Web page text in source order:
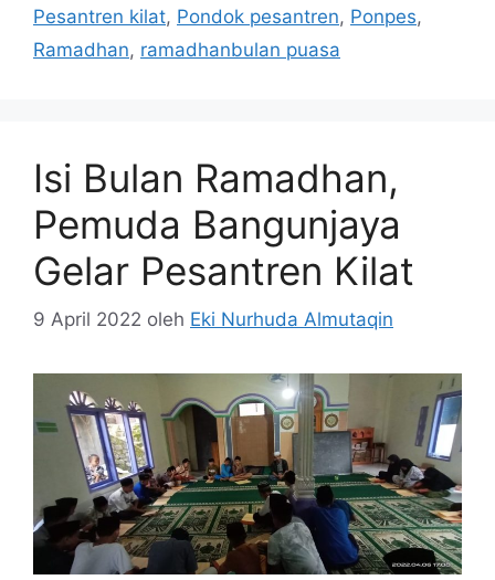
Pesantren kilat, Pondok pesantren, Ponpes,
Ramadhan, ramadhanbulan puasa
Isi Bulan Ramadhan,
Pemuda Bangunjaya
Gelar Pesantren Kilat
9 April 2022 oleh Eki Nurhuda Almutaqin